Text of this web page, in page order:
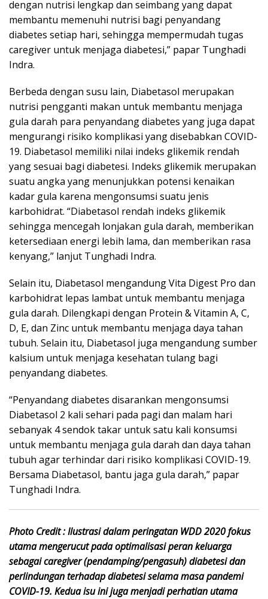
dengan nutrisi lengkap dan seimbang yang dapat
membantu memenuhi nutrisi bagi penyandang
diabetes setiap hari, sehingga mempermudah tugas
caregiver untuk menjaga diabetesi,” papar Tunghadi
Indra.
Berbeda dengan susu lain, Diabetasol merupakan
nutrisi pengganti makan untuk membantu menjaga
gula darah para penyandang diabetes yang juga dapat
mengurangi risiko komplikasi yang disebabkan COVID-
19. Diabetasol memiliki nilai indeks glikemik rendah
yang sesuai bagi diabetesi. Indeks glikemik merupakan
suatu angka yang menunjukkan potensi kenaikan
kadar gula karena mengonsumsi suatu jenis
karbohidrat. “Diabetasol rendah indeks glikemik
sehingga mencegah lonjakan gula darah, memberikan
ketersediaan energi lebih lama, dan memberikan rasa
kenyang,” lanjut Tunghadi Indra.
Selain itu, Diabetasol mengandung Vita Digest Pro dan
karbohidrat lepas lambat untuk membantu menjaga
gula darah. Dilengkapi dengan Protein & Vitamin A, C,
D, E, dan Zinc untuk membantu menjaga daya tahan
tubuh. Selain itu, Diabetasol juga mengandung sumber
kalsium untuk menjaga kesehatan tulang bagi
penyandang diabetes.
“Penyandang diabetes disarankan mengonsumsi
Diabetasol 2 kali sehari pada pagi dan malam hari
sebanyak 4 sendok takar untuk satu kali konsumsi
untuk membantu menjaga gula darah dan daya tahan
tubuh agar terhindar dari risiko komplikasi COVID-19.
Bersama Diabetasol, bantu jaga gula darah,” papar
Tunghadi Indra.
Photo Credit : Ilustrasi dalam peringatan WDD 2020 fokus
utama mengerucut pada optimalisasi peran keluarga
sebagai caregiver (pendamping/pengasuh) diabetesi dan
perlindungan terhadap diabetesi selama masa pandemi
COVID-19. Kedua isu ini juga menjadi perhatian utama